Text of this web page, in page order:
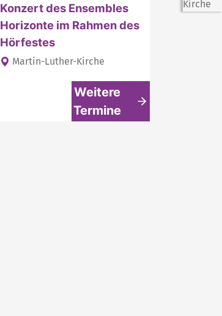
Konzert des Ensembles
Horizonte im Rahmen des
Hörfestes
Martin-Luther-Kirche
Weitere
Termine